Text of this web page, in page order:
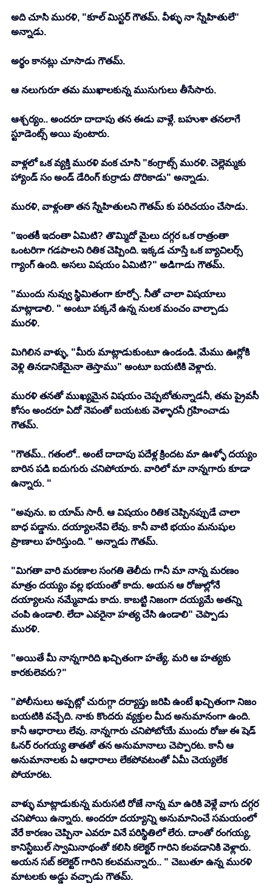
అది చూసి మురళి, "కూల్ మిస్టర్ గౌతమ్. వీళ్ళు నా స్నేహితులే"
అన్నాడు.
అర్థం కానట్లు చూసాడు గౌతమ్.
ఆ నలుగురూ తమ ముఖాలకున్న ముసుగులు తీసేసారు.
ఆశ్చర్యం.. అందరూ దాదాపు తన ఈడు వాళ్లే. బహుశా తనలాగే
స్టూడెంట్స్ అయి వుంటారు.
వాళ్లలో ఒక వ్యక్తి మురళి వంక చూసి "కంగ్రాట్స్ మురళి. చెల్లెమ్మకు
హ్యాండ్ సం అండ్ డేరింగ్ కుర్రాడు దొరికాడు" అన్నాడు.
మురళి, వాళ్లంతా తన స్నేహితులని గౌతమ్ కు పరిచయం చేసాడు.
"ఇంతకీ ఇదంతా ఏమిటి? తొమ్మిదో మైలు దగ్గర ఒక రాత్రంతా
ఒంటరిగా గడపాలని రితిక చెప్పింది. ఇక్కడ చూస్తే ఒక బ్యాచిలర్స్
గ్యాంగ్ ఉంది. అసలు విషయం ఏమిటి?" అడిగాడు గౌతమ్.
"ముందు నువ్వు స్థిమితంగా కూర్చో. నీతో చాలా విషయాలు
మాట్లాడాలి. " అంటూ పక్కనే ఉన్న నులక మంచం వాల్చాడు
మురళి.
మిగిలిన వాళ్ళు, "మీరు మాట్లాడుకుంటూ ఉండండి. మేము ఊర్లోకి
వెళ్లి తినడానికేమైనా తెస్తాము" అంటూ బయటికి వెళ్లారు.
మురళి తనతో ముఖ్యమైన విషయం చెప్పబోతున్నాడనీ, తమ ప్రైవసీ
కోసం అందరూ ఏదో నెపంతో బయటకు వెళ్ళారనీ గ్రహించాడు
గౌతమ్.
"గౌతమ్.. గతంలో.. అంటే దాదాపు పదేళ్ల క్రిందట మా ఊళ్ళో దయ్యం
బారిన పడి ఐదుగురు చనిపోయారు. వారిలో మా నాన్నగారు కూడా
ఉన్నారు. "
"అవును. ఐ యామ్ సారీ. ఆ విషయం రితిక చెప్పినప్పుడే చాలా
బాధ పడ్డాను. దయ్యాలనేవి లేవు. కానీ వాటి భయం మనుషుల
ప్రాణాలు హరిస్తుంది. " అన్నాడు గౌతమ్.
"మిగతా వారి మరణాల సంగతి తెలీదు గానీ మా నాన్న మరణం
మాత్రం దయ్యం వల్ల భయంతో కాదు. అయన ఆ రోజుల్లోనే
దయ్యాలను నమ్మేవాడు కాదు. కాబట్టి నిజంగా దయ్యమే అతన్ని
చంపి ఉండాలి. లేదా ఎవరైనా హత్య చేసి ఉండాలి" చెప్పాడు
మురళి.
"అయితే మీ నాన్నగారిది ఖచ్చితంగా హత్యే. మరి ఆ హత్యకు
కారకులెవరు?"
"పోలీసులు అప్పట్లో చురుగ్గా దర్యాప్తు జరిపి ఉంటే ఖచ్చితంగా నిజం
బయటికి వచ్చేది. నాకు కొందరు వ్యక్తుల మీద అనుమానంగా ఉంది.
కానీ ఆధారాలు లేవు. నాన్నగారు చనిపోబోయే ముందు రోజు ఈ షెడ్
ఓనర్ రంగయ్య తాతతో తన అనుమానాలు చెప్పారట. కానీ ఆ
అనుమానాలకు ఏ ఆధారాలు లేకపోవటంతో ఏమీ చెయ్యలేక
పోయారట.
వాళ్ళు మాట్లాడుకున్న మరుసటి రోజే నాన్న మా ఉరికి వెళ్లే వాగు దగ్గర
చనిపోయి ఉన్నారు. అందరూ దయ్యాన్ని అనుమానించే సమయంలో
వేరే కారణం చెప్పినా ఎవరూ వినే పరిస్థితిలో లేరు. దాంతో రంగయ్య,
కానిస్టేబుల్ స్వామినాథంతో కలిసి కలెక్టర్ గారిని కలవడానికి వెళ్లారు.
అయన సబ్ కలెక్టర్ గారిని కలవమన్నారు.. " చెబుతూ ఉన్న మురళి
మాటలకు అడ్డు వచ్చాడు గౌతమ్.